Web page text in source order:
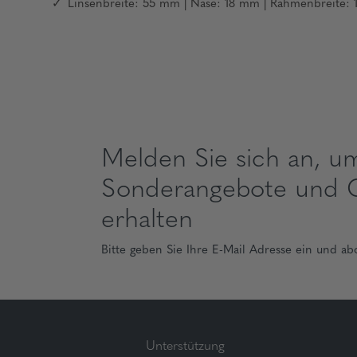
Linsenbreite: 55 mm | Nase: 18 mm | Rahmenbreite:
Melden Sie sich an,
Sonderangebote und
erhalten
Bitte geben Sie Ihre E-Mail Adresse ein und
Unterstützung